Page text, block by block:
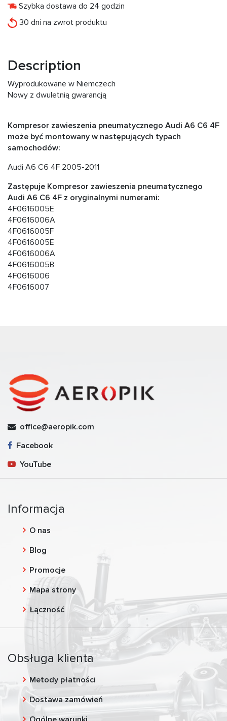
Szybka dostawa do 24 godzin
30 dni na zwrot produktu
Description
Wyprodukowane w Niemczech
Nowy z dwuletnią gwarancją
Kompresor zawieszenia pneumatycznego Audi A6 C6 4F
może być montowany w następujących typach
samochodów:
Audi A6 C6 4F 2005-2011
Zastępuje Kompresor zawieszenia pneumatycznego
Audi A6 C6 4F z oryginalnymi numerami:
4F0616005E
4F0616006A
4F0616005F
4F0616005E
4F0616006A
4F0616005B
4F0616006
4F0616007
office@aeropik.com
Facebook
YouTube
Informacja
O nas
Blog
Promocje
Mapa strony
Łączność
Obsługa klienta
Metody płatności
Dostawa zamówień